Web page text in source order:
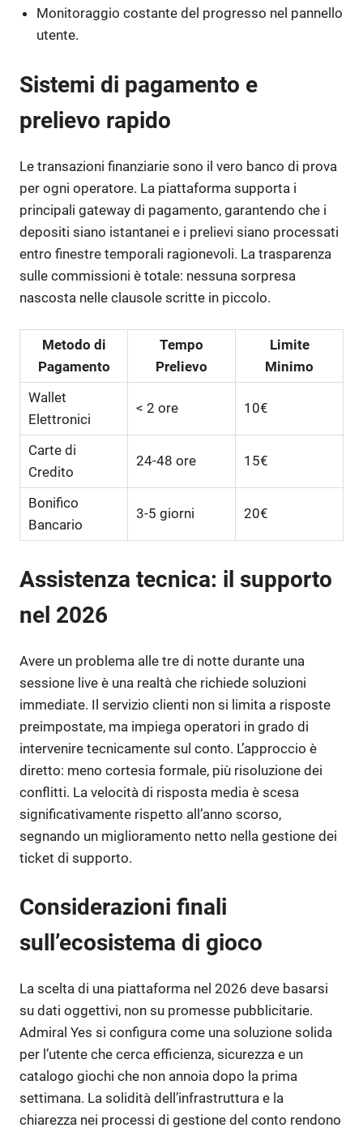
Monitoraggio costante del progresso nel pannello
utente.
Sistemi di pagamento e
prelievo rapido
Le transazioni finanziarie sono il vero banco di prova
per ogni operatore. La piattaforma supporta i
principali gateway di pagamento, garantendo che i
depositi siano istantanei e i prelievi siano processati
entro finestre temporali ragionevoli. La trasparenza
sulle commissioni è totale: nessuna sorpresa
nascosta nelle clausole scritte in piccolo.
Metodo di
Pagamento
Tempo
Prelievo
Limite
Minimo
Wallet
Elettronici
< 2 ore 10€
Carte di
Credito
24-48 ore 15€
Bonifico
Bancario
3-5 giorni 20€
Assistenza tecnica: il supporto
nel 2026
Avere un problema alle tre di notte durante una
sessione live è una realtà che richiede soluzioni
immediate. Il servizio clienti non si limita a risposte
preimpostate, ma impiega operatori in grado di
intervenire tecnicamente sul conto. L’approccio è
diretto: meno cortesia formale, più risoluzione dei
conflitti. La velocità di risposta media è scesa
significativamente rispetto all’anno scorso,
segnando un miglioramento netto nella gestione dei
ticket di supporto.
Considerazioni finali
sull’ecosistema di gioco
La scelta di una piattaforma nel 2026 deve basarsi
su dati oggettivi, non su promesse pubblicitarie.
Admiral Yes si configura come una soluzione solida
per l’utente che cerca efficienza, sicurezza e un
catalogo giochi che non annoia dopo la prima
settimana. La solidità dell’infrastruttura e la
chiarezza nei processi di gestione del conto rendono